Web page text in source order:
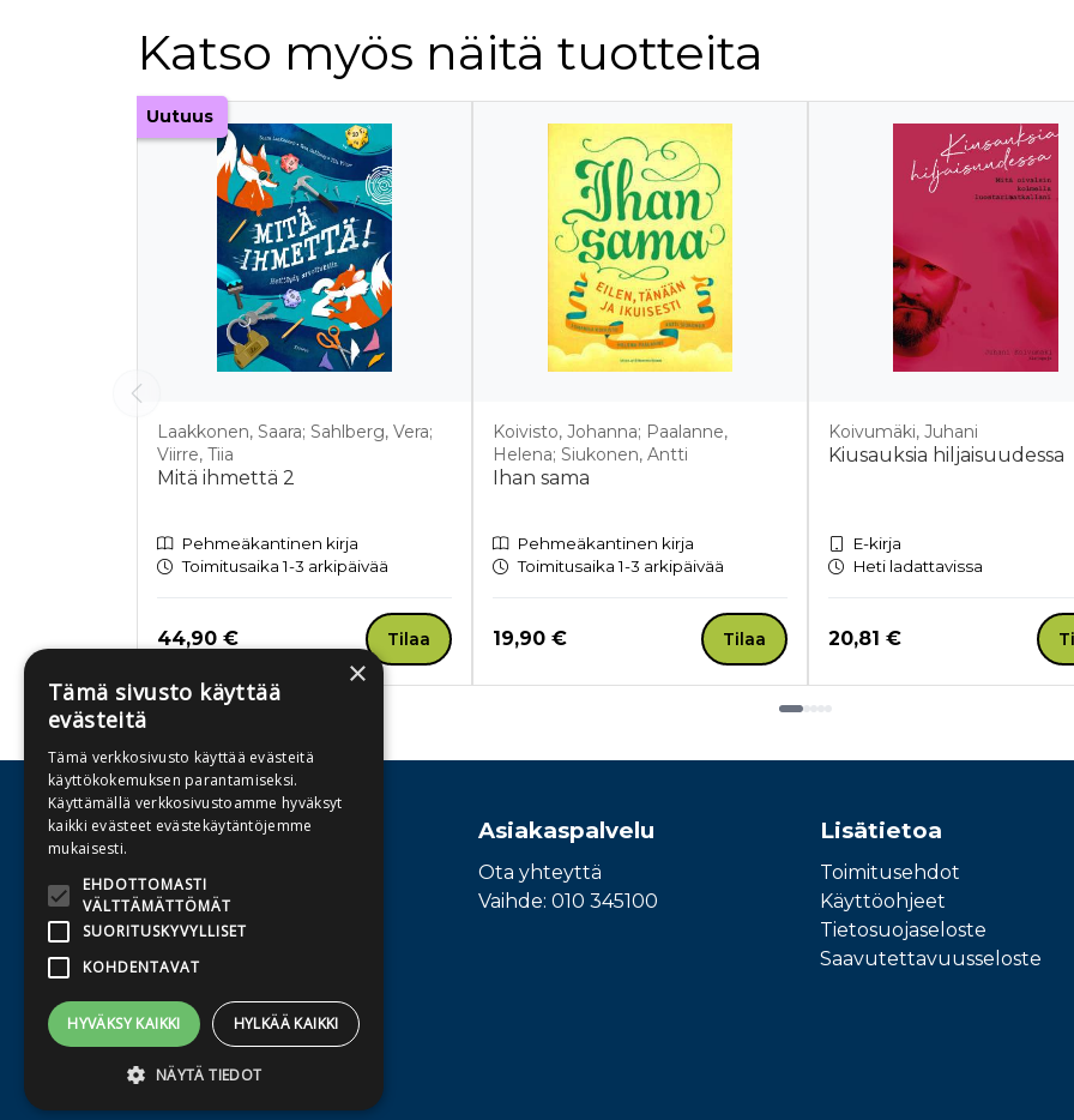
Katso myös näitä tuotteita
Tuoteluettelon alku
Uutuus
Laakkonen, Saara; Sahlberg, Vera;
Viirre, Tiia
Mitä ihmettä 2
Pehmeäkantinen kirja
Toimitusaika 1-3 arkipäivää
Hinta nyt
44,90 € Tilaa
Koivisto, Johanna; Paalanne,
Helena; Siukonen, Antti
Ihan sama
Pehmeäkantinen kirja
Toimitusaika 1-3 arkipäivää
Hinta nyt
19,90 € Tilaa
Koivumäki, Juhani
Kiusauksia hiljaisuudessa
E-kirja
Heti ladattavissa
Hinta nyt
20,81 €
Osoite
Publiva Oy
Sörnäistenkatu 1
00580 Helsinki
Asiakaspalvelu
Ota yhteyttä
Vaihde: 010 345100
Lisätietoa
Toimitusehdot
Käyttöohjeet
Tietosuojaseloste
Saavutettavuusseloste
×
Tämä sivusto käyttää
evästeitä
Tämä verkkosivusto käyttää evästeitä
käyttökokemuksen parantamiseksi.
Käyttämällä verkkosivustoamme hyväksyt
kaikki evästeet evästekäytäntöjemme
mukaisesti.
EHDOTTOMASTI
VÄLTTÄMÄTTÖMÄT
SUORITUSKYVYLLISET
KOHDENTAVAT
HYVÄKSY KAIKKI HYLKÄÄ KAIKKI
NÄYTÄ TIEDOT